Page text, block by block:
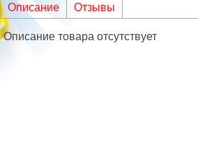
Описание Отзывы
Описание товара отсутствует